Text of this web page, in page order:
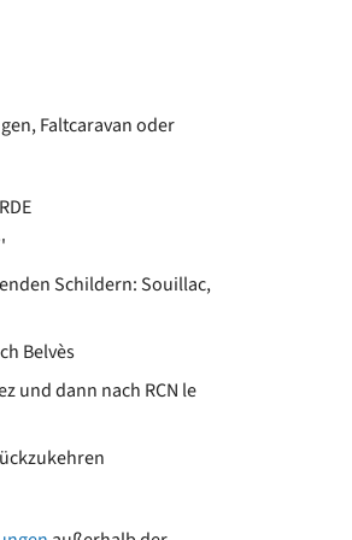
Faltcaravan oder
Schildern: Souillac,
Belvès
und dann nach RCN le